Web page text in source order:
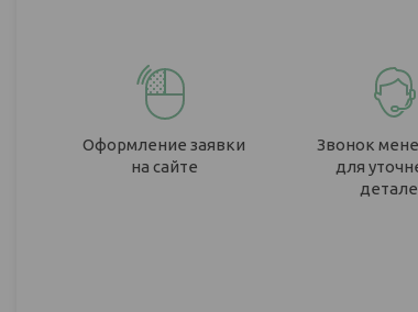
Оформление заявки
на сайте
Звонок
для